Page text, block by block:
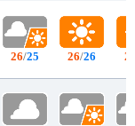
26/25 26/26